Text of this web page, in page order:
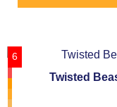
6
Twisted